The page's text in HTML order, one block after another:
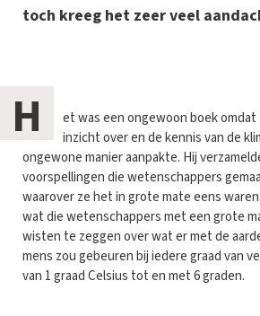
toch kreeg het zeer veel
H
et was een ongewoon boek omdat
inzicht over en de kennis van de
ongewone manier aanpakte. Hij
voorspellingen die wetenschappers
waarover ze het in grote mate eens
wat die wetenschappers met een grote
wisten te zeggen over wat er met de
mens zou gebeuren bij iedere graad van
van 1 graad Celsius tot en met 6 graden.